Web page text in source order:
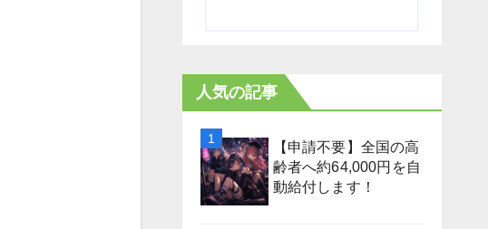
人気の記事
【申請不要】全国の高
齢者へ約64,000円を自
動給付します！